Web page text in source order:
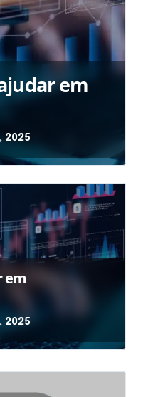
em
2025
em
2025